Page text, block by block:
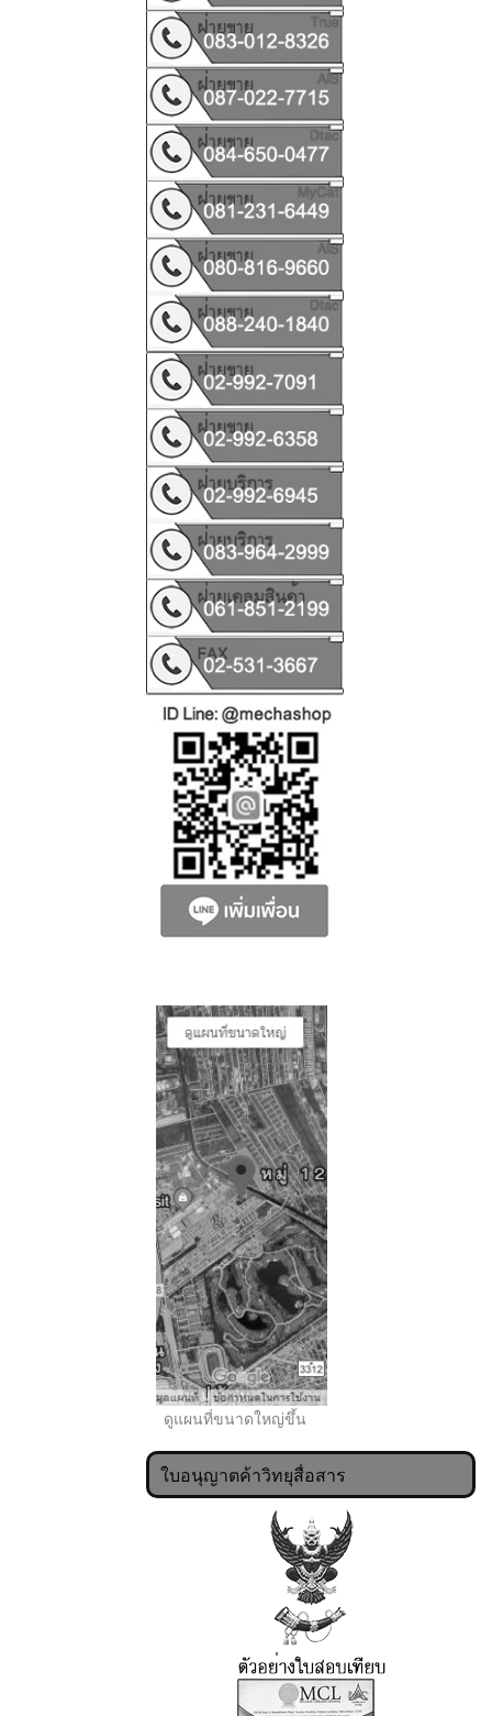
ดูแผนที่ขนาดใหญ่ขึ้น
ใบอนุญาตค้าวิทยุสื่อสาร